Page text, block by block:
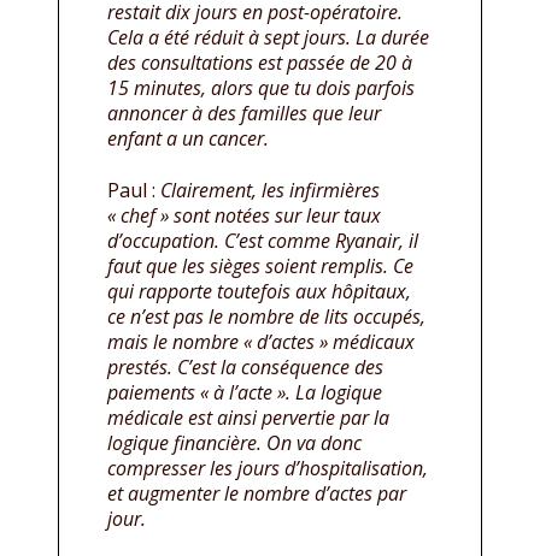
restait dix jours en post-opératoire.
Cela a été réduit à sept jours. La durée
des consultations est passée de 20 à
15 minutes, alors que tu dois parfois
annoncer à des familles que leur
enfant a un cancer.
Paul : Clairement, les infirmières
« chef » sont notées sur leur taux
d’occupation. C’est comme Ryanair, il
faut que les sièges soient remplis. Ce
qui rapporte toutefois aux hôpitaux,
ce n’est pas le nombre de lits occupés,
mais le nombre « d’actes » médicaux
prestés. C’est la conséquence des
paiements « à l’acte ». La logique
médicale est ainsi pervertie par la
logique financière. On va donc
compresser les jours d’hospitalisation,
et augmenter le nombre d’actes par
jour.